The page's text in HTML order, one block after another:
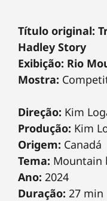
Título original:
Hadley Story
Exibição: Rio
Mostra:
Direção: Kim
Produção: Kim
Origem: Canadá
Tema: Mountain
Ano: 2024
Duração: 27 min